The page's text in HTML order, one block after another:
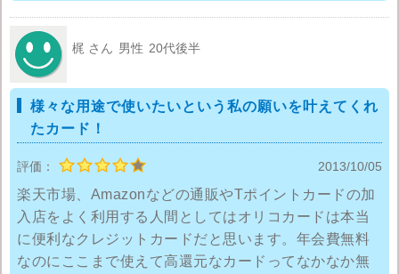
梶 さん 男性 20代後半
様々な用途で使いたいという私の願いを叶えてくれ
たカード！
評価： 2013/10/05
楽天市場、Amazonなどの通販やTポイントカードの加
入店をよく利用する人間としてはオリコカードは本当
に便利なクレジットカードだと思います。年会費無料
なのにここまで使えて高還元なカードってなかなか無